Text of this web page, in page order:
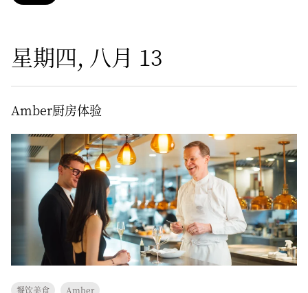
星期四, 八月 13
Amber厨房体验
餐饮美食 Amber